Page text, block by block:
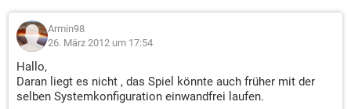
Armin98
26. März 2012 um 17:54
Hallo,
Daran liegt es nicht , das Spiel könnte auch früher mit der
selben Systemkonfiguration einwandfrei laufen.